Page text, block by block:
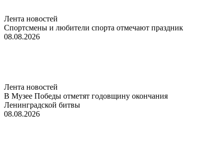
Лента новостей
Спортсмены и любители спорта отмечают праздник
08.08.2026
Лента новостей
В Музее Победы отметят годовщину окончания
Ленинградской битвы
08.08.2026